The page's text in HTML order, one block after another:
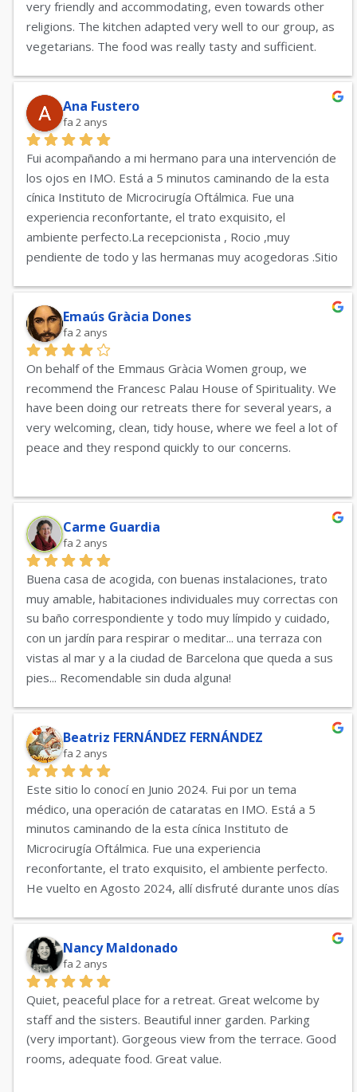
very friendly and accommodating, even towards other
religions. The kitchen adapted very well to our group, as
vegetarians. The food was really tasty and sufficient.
yoga and a relaxing view down to Barcelona and the sea.
A tour around the buildings goes through a beautifully
landscaped garden. A diamond in a European capital.
Ana Fustero
fa 2 anys
Fui acompañando a mi hermano para una intervención de
los ojos en IMO. Está a 5 minutos caminando de la esta
cínica Instituto de Microcirugía Oftálmica. Fue una
experiencia reconfortante, el trato exquisito, el
ambiente perfecto.La recepcionista , Rocio ,muy
pendiente de todo y las hermanas muy acogedoras .Sitio
Emaús Gràcia Dones
fa 2 anys
On behalf of the Emmaus Gràcia Women group, we
recommend the Francesc Palau House of Spirituality. We
have been doing our retreats there for several years, a
very welcoming, clean, tidy house, where we feel a lot of
peace and they respond quickly to our concerns.
We have been doing our retreats there for several
years, a very cozy, clean, tidy house, where you feel a
lot of peace and they respond quickly to our concerns.
Carme Guardia
fa 2 anys
Buena casa de acogida, con buenas instalaciones, trato
muy amable, habitaciones individuales muy correctas con
su baño correspondiente y todo muy límpido y cuidado,
con un jardín para respirar o meditar... una terraza con
vistas al mar y a la ciudad de Barcelona que queda a sus
pies... Recomendable sin duda alguna!
Beatriz FERNÁNDEZ FERNÁNDEZ
fa 2 anys
Este sitio lo conocí en Junio 2024. Fui por un tema
médico, una operación de cataratas en IMO. Está a 5
minutos caminando de la esta cínica Instituto de
Microcirugía Oftálmica. Fue una experiencia
reconfortante, el trato exquisito, el ambiente perfecto.
He vuelto en Agosto 2024, allí disfruté durante unos días
El lugar está impecable con una terraza desde la que se
divisa todo Barcelona.
Volveré.
Beatriz y M Cruz
Nancy Maldonado
fa 2 anys
Quiet, peaceful place for a retreat. Great welcome by
staff and the sisters. Beautiful inner garden. Parking
(very important). Gorgeous view from the terrace. Good
rooms, adequate food. Great value.